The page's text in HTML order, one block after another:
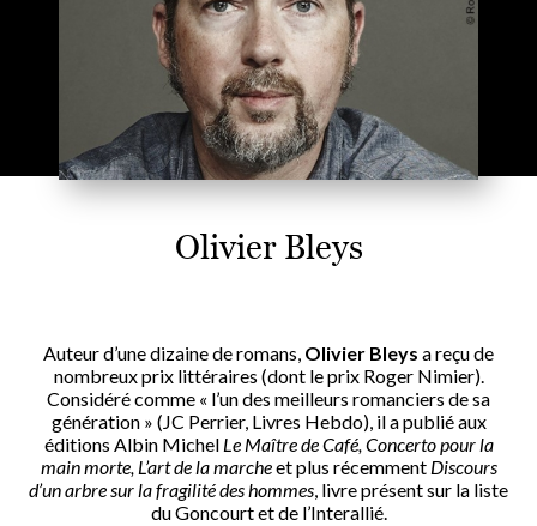
Olivier Bleys
Auteur d’une dizaine de romans, Olivier Bleys a reçu de
nombreux prix littéraires (dont le prix Roger Nimier).
Considéré comme « l’un des meilleurs romanciers de sa
génération » (JC Perrier, Livres Hebdo), il a publié aux
éditions Albin Michel Le Maître de Café, Concerto pour la
main morte, L’art de la marcheet plus récemment Discours
d’un arbre sur la fragilité des hommes, livre présent sur la liste
du Goncourt et de l’Interallié.